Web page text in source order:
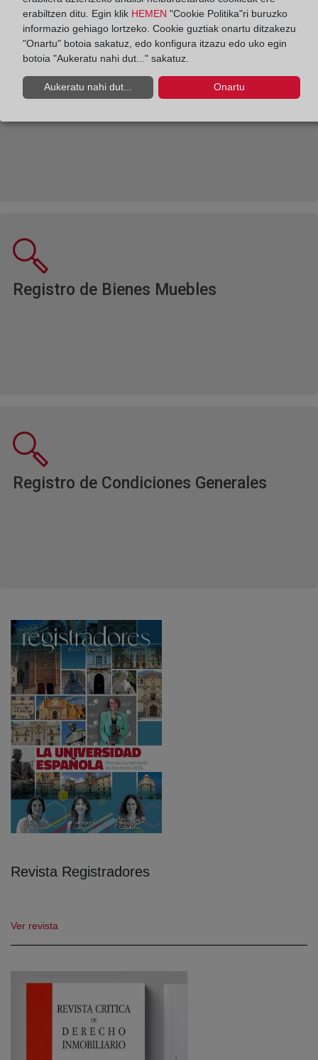
Registro MercantilVentana nueva
Registro de Bienes Muebles
Registro de Condiciones Generales
Revista Registradores
Ver revista
erabiltzen ditu. Egin klik HEMEN "Cookie Politika"ri buruzko
informazio gehiago lortzeko. Cookie guztiak onartu ditzakezu
"Onartu" botoia sakatuz, edo konfigura itzazu edo uko egin
botoia "Aukeratu nahi dut..." sakatuz.
Aukeratu nahi dut... Onartu